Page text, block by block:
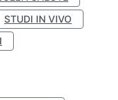
STUDI IN VIVO